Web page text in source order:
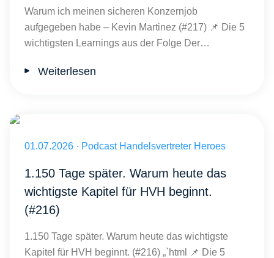
Warum ich meinen sicheren Konzernjob
aufgegeben habe – Kevin Martinez (#217) 📌 Die 5
wichtigsten Learnings aus der Folge Der…
Weiterlesen
Veröffentlicht am 01.07.2026
01.07.2026 · Podcast Handelsvertreter Heroes
1.150 Tage später. Warum heute das
wichtigste Kapitel für HVH beginnt.
(#216)
1.150 Tage später. Warum heute das wichtigste
Kapitel für HVH beginnt. (#216) „`html 📌 Die 5